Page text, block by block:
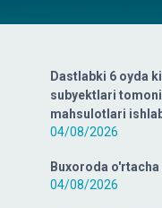
Dastlabki 6 oyda
subyektlari
mahsulotlari
04/08/2026
Buxoroda
04/08/2026